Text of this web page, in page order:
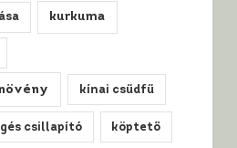
kurkuma
kínai csűdfű
csillapító köptető